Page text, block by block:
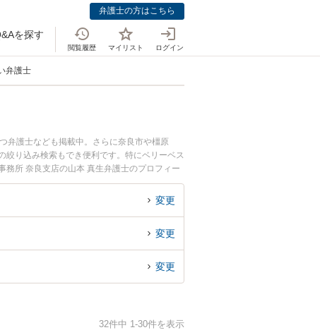
弁護士の方はこちら
を探す
閲覧履歴 マイリスト ログイン
弁護士
弁護士なども掲載中。さらに奈良市や橿原
絞り込み検索もでき便利です。特にベリーベス
務所 奈良支店の山本 真生弁護士のプロフィー
護士に相談したい』『ひき逃げ・当て逃げのト
予約したい』などでお困りの相談者さんにお
変更
変更
変更
32件中 1-30件を表示